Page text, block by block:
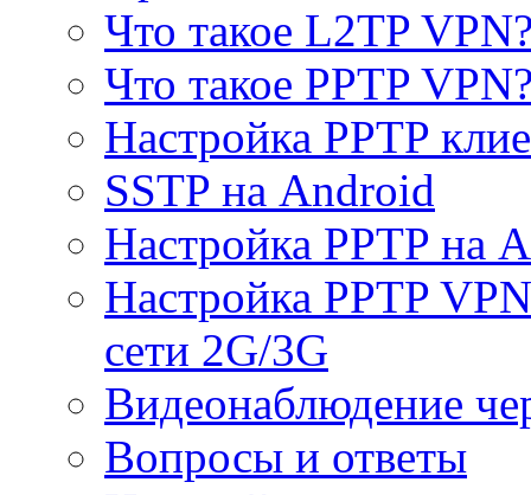
Что такое L2TP
Что такое PPTP
Настройка PPTP
SSTP на Android
Настройка PPTP на
Настройка PPTP
сети 2G/3G
Видеонаблюдение
Вопросы и ответы